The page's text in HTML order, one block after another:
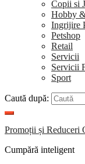
Copii si
Hobby
Ingrijire
Petshop
Retail
Servicii
Servicii
Sport
Caută după:
Promoții și Reduceri
Cumpără inteligent